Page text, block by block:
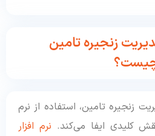
زنجیره تامین
زنجیره تامین، استفاده از نرم
کلیدی ایفا می‌کند. نرم افزار